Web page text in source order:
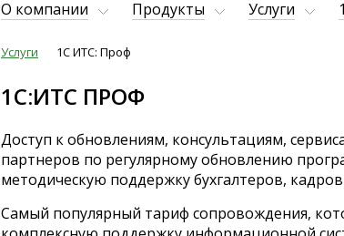
О компании Продукты Услуги
Услуги 1С ИТС: Проф
1С ИТС: Проф
1С:ИТС ПРОФ
Доступ к обновлениям, консультациям,
партнеров по регулярному обновлению
методическую поддержку бухгалтеров,
Самый популярный тариф сопровождения,